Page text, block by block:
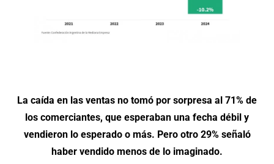
La caída en las ventas no tomó por sorpresa al 71% de
los comerciantes, que esperaban una fecha débil y
vendieron lo esperado o más. Pero otro 29% señaló
haber vendido menos de lo imaginado.